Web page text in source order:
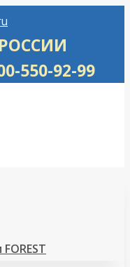
РОССИИ
550-92-99